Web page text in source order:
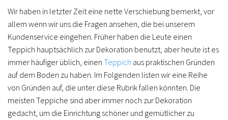
Wir haben in letzter Zeit eine nette Verschiebung bemerkt, vor
allem wenn wir uns die Fragen ansehen, die bei unserem
Kundenservice eingehen. Früher haben die Leute einen
Teppich hauptsächlich zur Dekoration benutzt, aber heute ist es
immer häufiger üblich, einen Teppich aus praktischen Gründen
auf dem Boden zu haben. Im Folgenden listen wir eine Reihe
von Gründen auf, die unter diese Rubrik fallen könnten. Die
meisten Teppiche sind aber immer noch zur Dekoration
gedacht, um die Einrichtung schöner und gemütlicher zu